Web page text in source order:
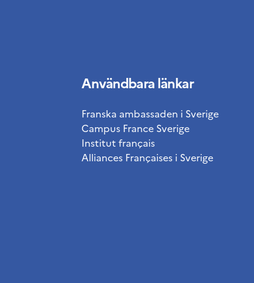
Användbara länkar
Franska ambassaden i Sverige
Campus France Sverige
Institut français
Alliances Françaises i Sverige